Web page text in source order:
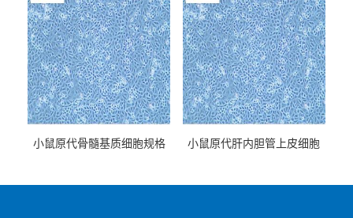
小鼠原代骨髓基质细胞规格
小鼠原代肝内胆管上皮细胞